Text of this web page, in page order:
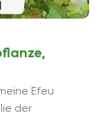
Efeu
der